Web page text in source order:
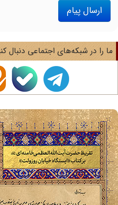
ارسال پیام
را در شبکه‌های اجتماعی دنبال کنید